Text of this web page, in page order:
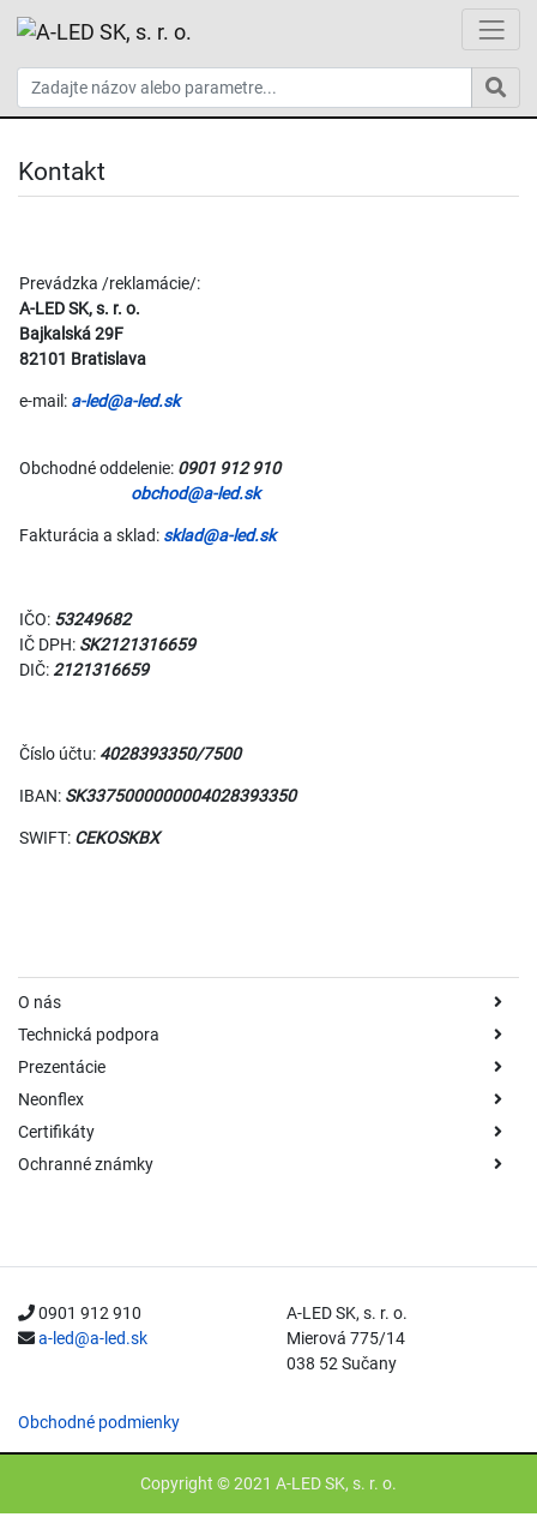
O nás
Technická podpora
Prezentácie
Neonflex
Certifikáty
Ochranné známky
Kontakt
Prevádzka /reklamácie/:
A-LED SK, s. r. o.
Bajkalská 29F
82101 Bratislava
e-mail: a-led@a-led.sk
Obchodné oddelenie: 0901 912 910
obchod@a-led.sk
Fakturácia a sklad: sklad@a-led.sk
IČO: 53249682
IČ DPH: SK2121316659
DIČ: 2121316659
Číslo účtu: 4028393350/7500
IBAN: SK3375000000004028393350
SWIFT: CEKOSKBX
0901 912 910
a-led@a-led.sk
A-LED SK, s. r. o.
Mierová 775/14
038 52 Sučany
Obchodné podmienky
Copyright © 2021 A-LED SK, s. r. o.